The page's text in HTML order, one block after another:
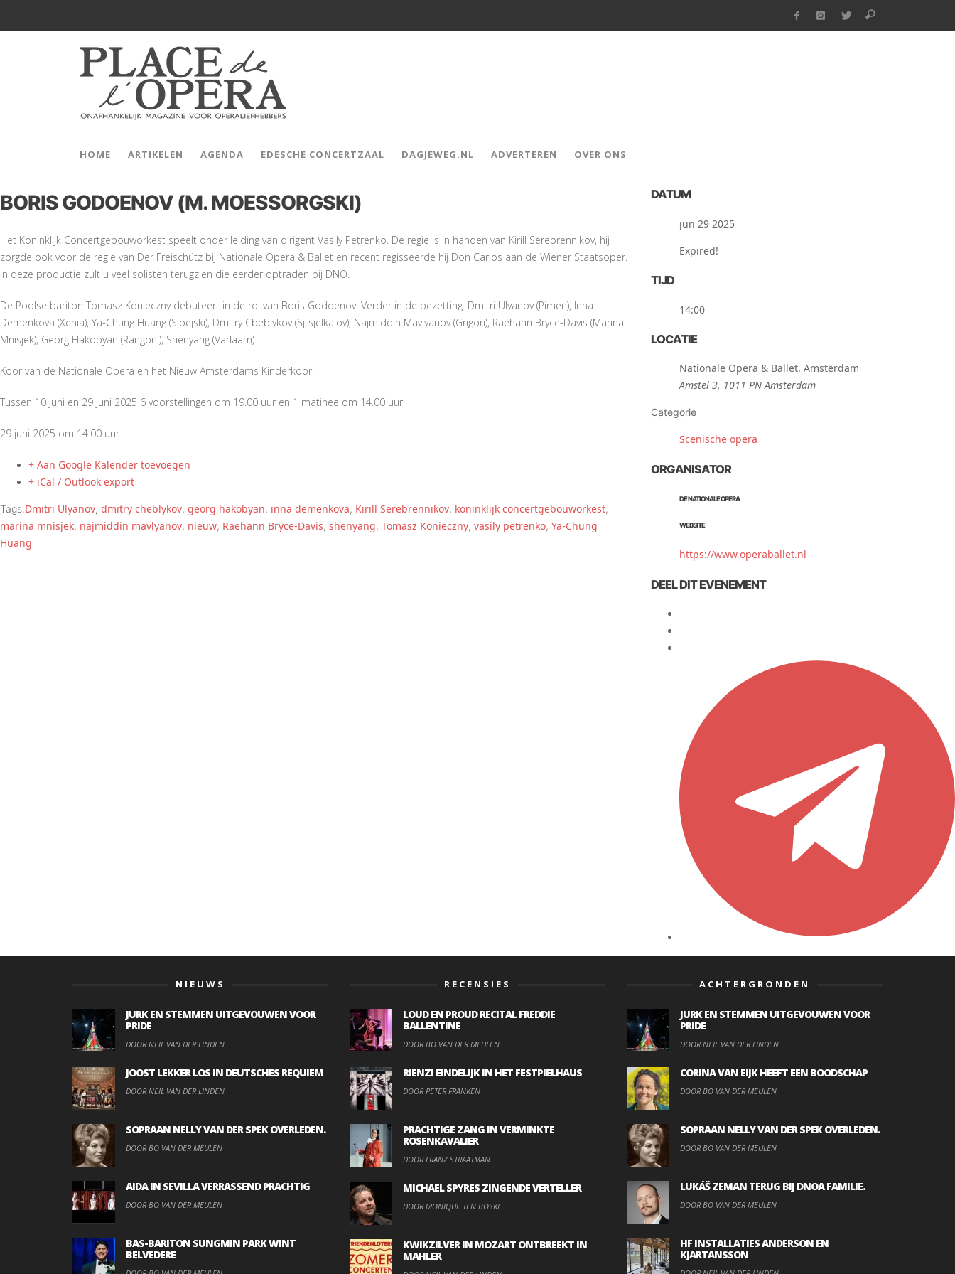
HOME ARTIKELEN AGENDA EDESCHE CONCERTZAAL DAGJEWEG.NL ADVERTEREN OVER ONS
BORIS GODOENOV (M. MOESSORGSKI)
Het Koninklijk Concertgebouworkest speelt onder leiding van dirigent Vasily Petrenko. De regie is in handen van Kirill Serebrennikov, hij
zorgde ook voor de regie van Der Freischütz bij Nationale Opera & Ballet en recent regisseerde hij Don Carlos aan de Wiener Staatsoper.
In deze productie zult u veel solisten terugzien die eerder optraden bij DNO.
De Poolse bariton Tomasz Konieczny debuteert in de rol van Boris Godoenov. Verder in de bezetting: Dmitri Ulyanov (Pimen), Inna
Demenkova (Xenia), Ya-Chung Huang (Sjoejski), Dmitry Cbeblykov (Sjtsjelkalov), Najmiddin Mavlyanov (Grigori), Raehann Bryce-Davis (Marina
Mnisjek), Georg Hakobyan (Rangoni), Shenyang (Varlaam)
Koor van de Nationale Opera en het Nieuw Amsterdams Kinderkoor
Tussen 10 juni en 29 juni 2025 6 voorstellingen om 19.00 uur en 1 matinee om 14.00 uur
29 juni 2025 om 14.00 uur
+ Aan Google Kalender toevoegen
+ iCal / Outlook export
Tags:Dmitri Ulyanov, dmitry cheblykov, georg hakobyan, inna demenkova, Kirill Serebrennikov, koninklijk concertgebouworkest,
marina mnisjek, najmiddin mavlyanov, nieuw, Raehann Bryce-Davis, shenyang, Tomasz Konieczny, vasily petrenko, Ya-Chung
Huang
DATUM
jun 29 2025
Expired!
TIJD
14:00
LOCATIE
Nationale Opera & Ballet, Amsterdam
Amstel 3, 1011 PN Amsterdam
Categorie
Scenische opera
ORGANISATOR
DE NATIONALE OPERA
WEBSITE
https://www.operaballet.nl
DEEL DIT EVENEMENT
NIEUWS
JURK EN STEMMEN UITGEVOUWEN VOOR
PRIDE
DOOR NEIL VAN DER LINDEN
JOOST LEKKER LOS IN DEUTSCHES REQUIEM
DOOR NEIL VAN DER LINDEN
SOPRAAN NELLY VAN DER SPEK OVERLEDEN.
DOOR BO VAN DER MEULEN
AIDA IN SEVILLA VERRASSEND PRACHTIG
DOOR BO VAN DER MEULEN
BAS-BARITON SUNGMIN PARK WINT
BELVEDERE
RECENSIES
LOUD EN PROUD RECITAL FREDDIE
BALLENTINE
DOOR BO VAN DER MEULEN
RIENZI EINDELIJK IN HET FESTPIELHAUS
DOOR PETER FRANKEN
PRACHTIGE ZANG IN VERMINKTE
ROSENKAVALIER
DOOR FRANZ STRAATMAN
MICHAEL SPYRES ZINGENDE VERTELLER
DOOR MONIQUE TEN BOSKE
KWIKZILVER IN MOZART ONTBREEKT IN
MAHLER
ACHTERGRONDEN
JURK EN STEMMEN UITGEVOUWEN VOOR
PRIDE
DOOR NEIL VAN DER LINDEN
CORINA VAN EIJK HEEFT EEN BOODSCHAP
DOOR BO VAN DER MEULEN
SOPRAAN NELLY VAN DER SPEK OVERLEDEN.
DOOR BO VAN DER MEULEN
LUKÁŠ ZEMAN TERUG BIJ DNOA FAMILIE.
DOOR BO VAN DER MEULEN
HF INSTALLATIES ANDERSON EN
KJARTANSSON